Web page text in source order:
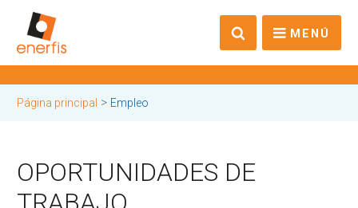
MENÚ
Página principal > Empleo
OPORTUNIDADES DE